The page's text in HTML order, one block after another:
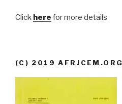
Click here for more details
(C) 2019 AFRJCEM.ORG